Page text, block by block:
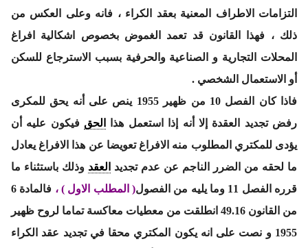
التزامات الاطراف المعنية بعقد الكراء ، فانه وعلى العكس من
ذلك ، فهذا القانون قد تعمد الغموض بخصوص اشكالية افراغ
المحلات التجارية و الصناعية والحرفية بسبب الاسترجاع للسكن
أو الاستعمال الشخصي .
فاذا كان الفصل 10 من ظهير 1955 ينص على أنه يحق للمكرى
رفض تجديد العقدة إلا أنه إذا استعمل هذا
الحق فيكون عليه أن
يؤدى للمكتري المطلوب منه الافراغ تعويضا عن هذا الافراغ يعادل
ما لحقه من الضرر الناجم عن عدم تجديد
العقد وذلك باستثناء ما
قرره الفصل 11 وما يليه من الفصول
( المطلب الاول ) ،
فالمادة 6
من القانون 49.16 انطلقت من معطيات معاكسة تماما لروح ظهير
1955 و نصت على انه يكون المكتري محقا في تجديد عقد الكراء